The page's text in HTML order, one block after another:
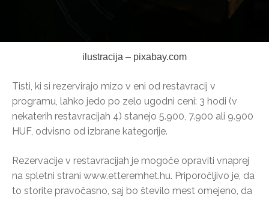
ilustracija – pixabay.com
Tisti, ki si rezervirajo mizo v eni od restavracij v
programu, lahko jedo po zelo ugodni ceni: 3 hodi (v
nekaterih restavracijah 4) stanejo 5.900, 7.900 ali 9.900
HUF, odvisno od izbrane kategorije.
Rezervacije v restavracijah je mogoče opraviti vnaprej
na spletni strani www.etteremhet.hu. Priporočljivo je, da
to storite pravočasno, saj bo število mest omejeno, da